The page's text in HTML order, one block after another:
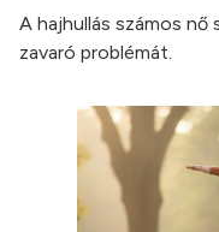
A hajhullás számos nő
zavaró problémát.